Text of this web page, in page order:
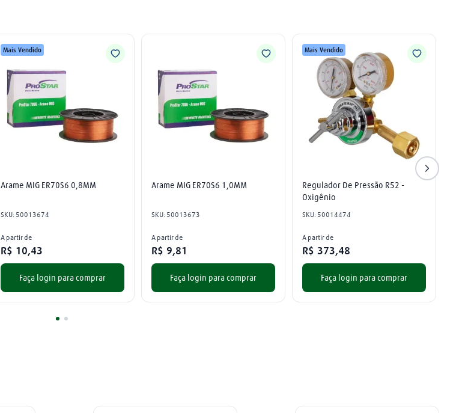
Mais Vendido
Arame MIG ER70S6 0,8MM
SKU: 50013674
A partir de
R$ 10,43
Faça login para comprar
Arame MIG ER70S6 1,0MM
SKU: 50013673
A partir de
R$ 9,81
Faça login para comprar
Mais Vendido
Regulador De Pressão R52 -
Oxigênio
SKU: 50014474
A partir de
R$ 373,48
Faça login para comprar